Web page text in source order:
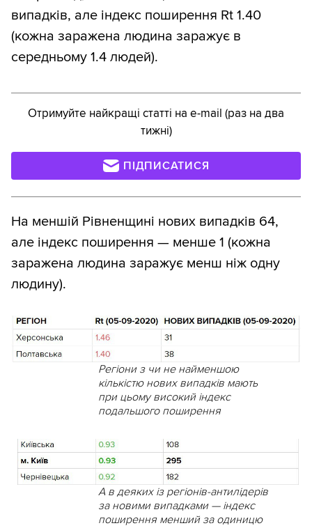
випадків, але індекс поширення Rt 1.40
(кожна заражена людина заражує в
середньому 1.4 людей).
Отримуйте найкращі статті на e-mail (раз на два
тижні)
ПІДПИСАТИСЯ
На меншій Рівненщині нових випадків 64,
але індекс поширення — менше 1 (кожна
заражена людина заражує менш ніж одну
людину).
Регіони з чи не найменшою
кількістю нових випадків мають
при цьому високий індекс
подальшого поширення
А в деяких із регіонів-антилідерів
за новими випадками — індекс
поширення менший за одиницю